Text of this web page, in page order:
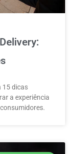
15 dicas
a experiência